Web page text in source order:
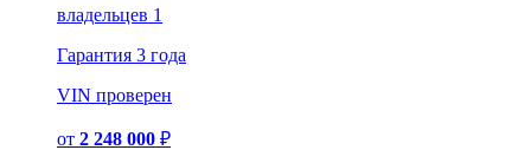
владельцев 1
Гарантия 3 года
VIN проверен
от 2 248 000 ₽